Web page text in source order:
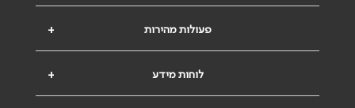
+ פעולות מהירות
+ לוחות מידע